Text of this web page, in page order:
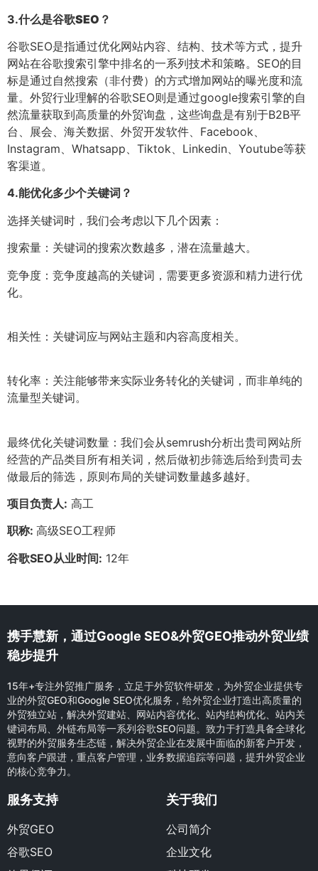
3.什么是谷歌SEO？
谷歌SEO是指通过优化网站内容、结构、技术等方式，提升
网站在谷歌搜索引擎中排名的一系列技术和策略。SEO的目
标是通过自然搜索（非付费）的方式增加网站的曝光度和流
量。外贸行业理解的谷歌SEO则是通过google搜索引擎的自
然流量获取到高质量的外贸询盘，这些询盘是有别于B2B平
台、展会、海关数据、外贸开发软件、Facebook、
Instagram、Whatsapp、Tiktok、Linkedin、Youtube等获
客渠道。
4.能优化多少个关键词？
选择关键词时，我们会考虑以下几个因素：
搜索量：关键词的搜索次数越多，潜在流量越大。
竞争度：竞争度越高的关键词，需要更多资源和精力进行优
化。
相关性：关键词应与网站主题和内容高度相关。
转化率：关注能够带来实际业务转化的关键词，而非单纯的
流量型关键词。
最终优化关键词数量：我们会从semrush分析出贵司网站所
经营的产品类目所有相关词，然后做初步筛选后给到贵司去
做最后的筛选，原则布局的关键词数量越多越好。
项目负责人: 高工
职称: 高级SEO工程师
谷歌SEO从业时间: 12年
携手慧新，通过Google SEO&外贸GEO推动外贸业绩
稳步提升
15年+专注外贸推广服务，立足于外贸软件研发，为外贸企业提供专
业的外贸GEO和Google SEO优化服务，给外贸企业打造出高质量的
外贸独立站，解决外贸建站、网站内容优化、站内结构优化、站内关
键词布局、外链布局等一系列谷歌SEO问题。致力于打造具备全球化
视野的外贸服务生态链，解决外贸企业在发展中面临的新客户开发，
意向客户跟进，重点客户管理，业务数据追踪等问题，提升外贸企业
的核心竞争力。
服务支持
外贸GEO
谷歌SEO
关于我们
公司简介
企业文化